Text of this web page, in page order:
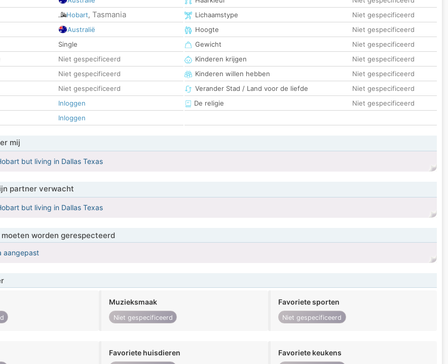
Hobart, Tasmania
Australië
Single
Niet gespecificeerd
Niet gespecificeerd
Niet gespecificeerd
Inloggen
Inloggen
Lichaamstype
Niet gespecificeerd
Hoogte
Niet gespecificeerd
Gewicht
Niet gespecificeerd
Kinderen krijgen
Niet gespecificeerd
Kinderen willen hebben
Niet gespecificeerd
Verander Stad / Land voor de liefde
Niet gespecificeerd
De religie
Niet gespecificeerd
mij
but living in Dallas Texas
partner verwacht
but living in Dallas Texas
worden gerespecteerd
aangepast
Muzieksmaak
Niet gespecificeerd
Favoriete sporten
Niet gespecificeerd
Favoriete huisdieren Favoriete keukens